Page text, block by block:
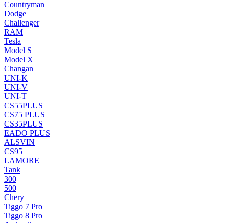
Countryman
Dodge
Challenger
RAM
Tesla
Model S
Model X
Changan
UNI-K
UNI-V
UNI-T
CS55PLUS
CS75 PLUS
CS35PLUS
EADO PLUS
ALSVIN
CS95
LAMORE
Tank
300
500
Chery
Tiggo 7 Pro
Tiggo 8 Pro